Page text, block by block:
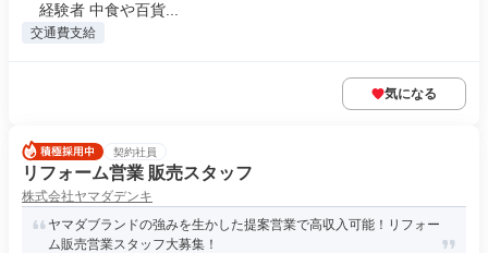
経験者 中食や百貨...
交通費支給
気になる
契約社員
リフォーム営業 販売スタッフ
株式会社ヤマダデンキ
ヤマダブランドの強みを生かした提案営業で高収入可能！リフォー
ム販売営業スタッフ大募集！